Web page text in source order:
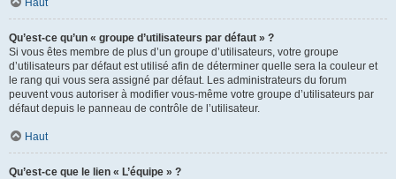
Haut
Qu’est-ce qu’un « groupe d’utilisateurs par défaut » ?
Si vous êtes membre de plus d’un groupe d’utilisateurs, votre groupe
d’utilisateurs par défaut est utilisé afin de déterminer quelle sera la couleur et
le rang qui vous sera assigné par défaut. Les administrateurs du forum
peuvent vous autoriser à modifier vous-même votre groupe d’utilisateurs par
défaut depuis le panneau de contrôle de l’utilisateur.
Haut
Qu’est-ce que le lien « L’équipe » ?